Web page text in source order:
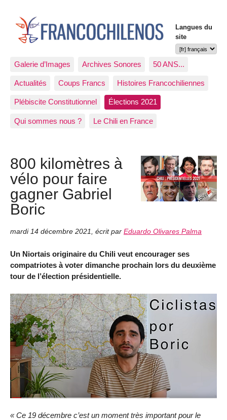
Langues du
site
Galerie d’Images Archives Sonores 50 ANS...
Actualités Coups Francs Histoires Francochiliennes
Plébiscite Constitutionnel Élections 2021
Qui sommes nous ? Le Chili en France
800 kilomètres à
vélo pour faire
gagner Gabriel
Boric
mardi 14 décembre 2021, écrit par Eduardo Olivares Palma
Un Niortais originaire du Chili veut encourager ses
compatriotes à voter dimanche prochain lors du deuxième
tour de l’élection présidentielle.
« Ce 19 décembre c’est un moment très important pour le